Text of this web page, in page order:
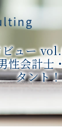
ビュー
性会計士
タント！